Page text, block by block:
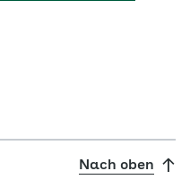
Nach oben